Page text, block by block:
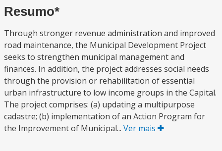
Resumo*
Through stronger revenue administration and improved
road maintenance, the Municipal Development Project
seeks to strengthen municipal management and
finances. In addition, the project addresses social needs
through the provision or rehabilitation of essential
urban infrastructure to low income groups in the Capital.
The project comprises: (a) updating a multipurpose
cadastre; (b) implementation of an Action Program for
the Improvement of Municipal... Ver mais